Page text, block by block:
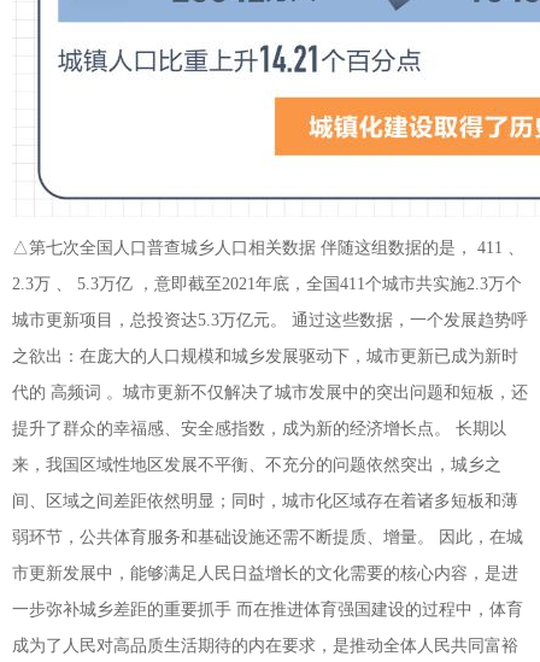
△第七次全国人口普查城乡人口相关数据 伴随这组数据的是， 411 、
2.3万 、 5.3万亿 ，意即截至2021年底，全国411个城市共实施2.3万个
城市更新项目，总投资达5.3万亿元。 通过这些数据，一个发展趋势呼
之欲出：在庞大的人口规模和城乡发展驱动下，城市更新已成为新时
代的 高频词 。城市更新不仅解决了城市发展中的突出问题和短板，还
提升了群众的幸福感、安全感指数，成为新的经济增长点。 长期以
来，我国区域性地区发展不平衡、不充分的问题依然突出，城乡之
间、区域之间差距依然明显；同时，城市化区域存在着诸多短板和薄
弱环节，公共体育服务和基础设施还需不断提质、增量。 因此，在城
市更新发展中，能够满足人民日益增长的文化需要的核心内容，是进
一步弥补城乡差距的重要抓手 而在推进体育强国建设的过程中，体育
成为了人民对高品质生活期待的内在要求，是推动全体人民共同富裕